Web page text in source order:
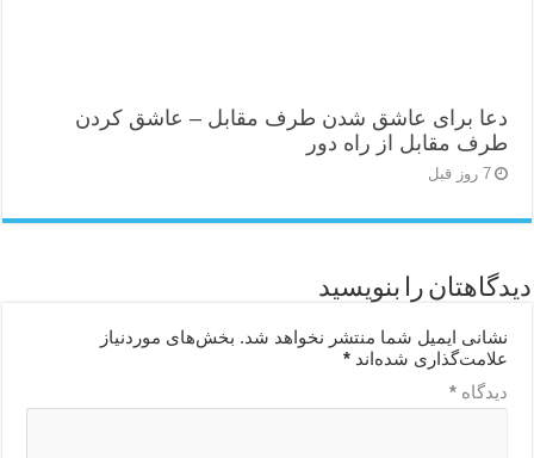
دعا برای عاشق شدن طرف مقابل – عاشق کردن
طرف مقابل از راه دور
7 روز قبل
دیدگاهتان را بنویسید
نشانی ایمیل شما منتشر نخواهد شد. بخش‌های موردنیاز
علامت‌گذاری شده‌اند*
دیدگاه*